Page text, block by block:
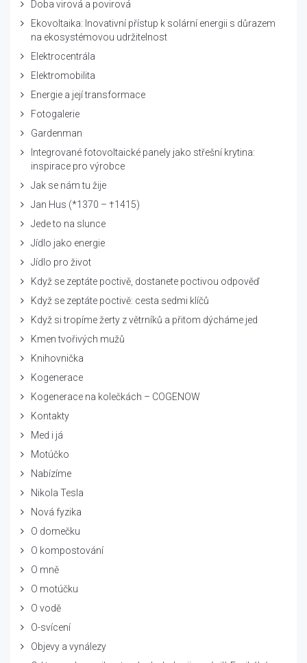
Doba virová a povirová
Ekovoltaika: Inovativní přístup k solární energii s důrazem
na ekosystémovou udržitelnost
Elektrocentrála
Elektromobilita
Energie a její transformace
Fotogalerie
Gardenman
Integrované fotovoltaické panely jako střešní krytina:
inspirace pro výrobce
Jak se nám tu žije
Jan Hus (*1370 – †1415)
Jede to na slunce
Jídlo jako energie
Jídlo pro život
Když se zeptáte poctivě, dostanete poctivou odpověď
Když se zeptáte poctivě: cesta sedmi klíčů
Když si tropíme žerty z větrníků a přitom dýcháme jed
Kmen tvořivých mužů
Knihovnička
Kogenerace
Kogenerace na kolečkách – COGENOW
Kontakty
Med i já
Motúčko
Nabízíme
Nikola Tesla
Nová fyzika
O domečku
O kompostování
O mně
O motúčku
O vodě
O-svícení
Objevy a vynálezy